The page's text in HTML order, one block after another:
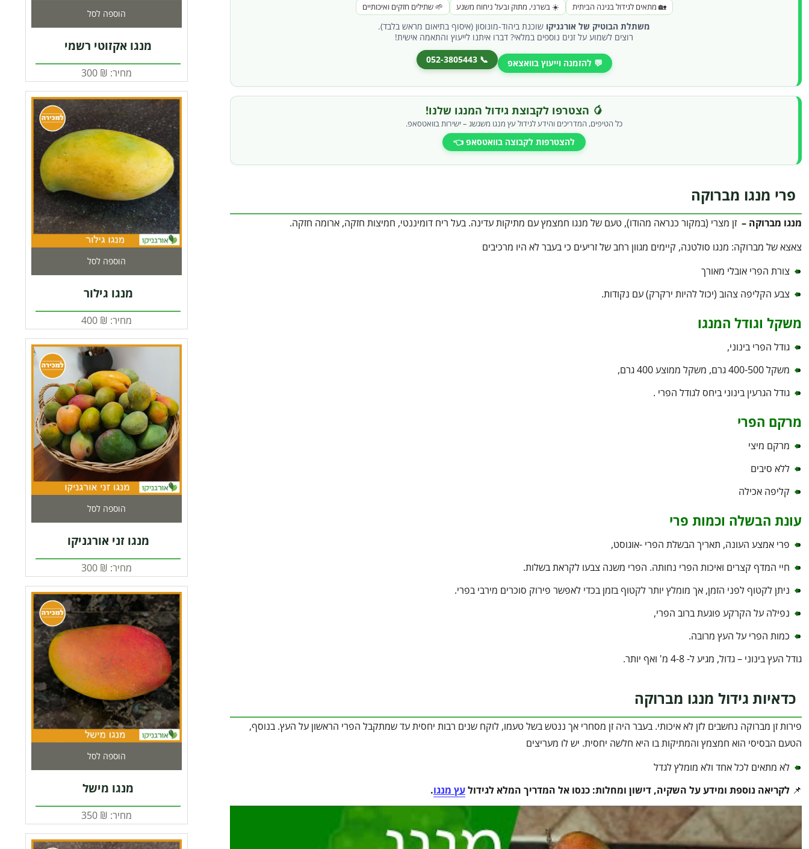
🏡 מתאים לגידול בגינה הביתית ☀️ בשרני, מתוק ובעל ניחוח משגע 🌱 שתילים חזקים ואיכותיים
משתלת הבוטיק של אורגניקו שוכנת ביהוד-מונוסון (איסוף בתיאום מראש בלבד).
רוצים לשמוע על זנים נוספים במלאי? דברו איתנו לייעוץ והתאמה אישית!
💬 להזמנה וייעוץ בוואצאפ 📞 052-3805443
🥭 הצטרפו לקבוצת גידול המנגו שלנו!
כל הטיפים, המדריכים והידע לגידול עץ מנגו משגשג – ישירות בוואטסאפ.
להצטרפות לקבוצה בוואטסאפ 👈
פרי מנגו מברוקה
מנגו מברוקה – זן מצרי (במקור כנראה מהודו), טעם של מנגו חמצמץ עם מתיקות עדינה. בעל ריח דומיננטי, חמיצות חזקה, ארומה חזקה.
צאצא של מברוקה: מנגו סולטנה, קיימים מגוון רחב של זריעים כי בעבר לא היו מרכיבים
צורת הפרי אובלי מאורך
צבע הקליפה צהוב (יכול להיות ירקרק) עם נקודות.
משקל וגודל המנגו
גודל הפרי בינוני,
משקל 400-500 גרם, משקל ממוצע 400 גרם,
גודל הגרעין בינוני ביחס לגודל הפרי .
מרקם הפרי
מרקם מיצי
ללא סיבים
קליפה אכילה
עונת הבשלה וכמות פרי
פרי אמצע העונה, תאריך הבשלת הפרי -אוגוסט,
חיי המדף קצרים ואיכות הפרי נחותה. הפרי משנה צבעו לקראת בשלות.
ניתן לקטוף לפני הזמן, אך מומלץ יותר לקטוף בזמן בכדי לאפשר פירוק סוכרים מירבי בפרי.
נפילה על הקרקע פוגעת ברוב הפרי,
כמות הפרי על העץ מרובה.
גודל העץ בינוני – גדול, מגיע ל- 4-8 מ' ואף יותר.
כדאיות גידול מנגו מברוקה
פירות זן מברוקה נחשבים לזן לא איכותי. בעבר היה זן מסחרי אך ננטש בשל טעמו, לוקח שנים רבות יחסית עד שמתקבל הפרי הראשון על העץ. בנוסף,
הטעם הבסיסי הוא חמצמץ והמתיקות בו היא חלשה יחסית. יש לו מעריצים
לא מתאים לכל אחד ולא מומלץ לגדל
📌 לקריאה נוספת ומידע על השקיה, דישון ומחלות: כנסו אל המדריך המלא לגידולעץ מנגו.
הוספה לסל
מנגו אקזוטי רשמי
מחיר: ₪
הוספה לסל
מנגו גילור
מחיר: ₪
הוספה לסל
מנגו זני אורגניקו
מחיר: ₪
הוספה לסל
מנגו מישל
מחיר: ₪